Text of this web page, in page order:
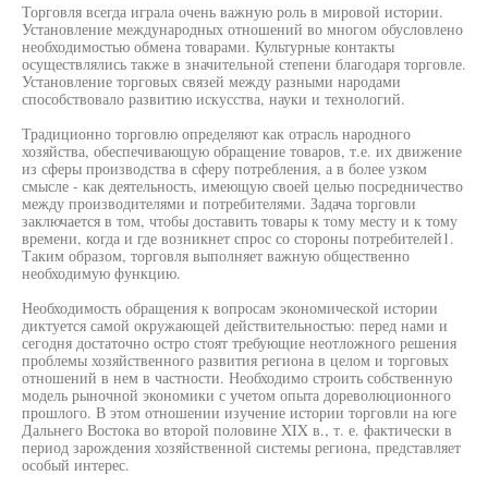
Торговля всегда играла очень важную роль в мировой истории.
Установление международных отношений во многом обусловлено
необходимостью обмена товарами. Культурные контакты
осуществлялись также в значительной степени благодаря торговле.
Установление торговых связей между разными народами
способствовало развитию искусства, науки и технологий.
Традиционно торговлю определяют как отрасль народного
хозяйства, обеспечивающую обращение товаров, т.е. их движение
из сферы производства в сферу потребления, а в более узком
смысле - как деятельность, имеющую своей целью посредничество
между производителями и потребителями. Задача торговли
заключается в том, чтобы доставить товары к тому месту и к тому
времени, когда и где возникнет спрос со стороны потребителей1.
Таким образом, торговля выполняет важную общественно
необходимую функцию.
Необходимость обращения к вопросам экономической истории
диктуется самой окружающей действительностью: перед нами и
сегодня достаточно остро стоят требующие неотложного решения
проблемы хозяйственного развития региона в целом и торговых
отношений в нем в частности. Необходимо строить собственную
модель рыночной экономики с учетом опыта дореволюционного
прошлого. В этом отношении изучение истории торговли на юге
Дальнего Востока во второй половине XIX в., т. е. фактически в
период зарождения хозяйственной системы региона, представляет
особый интерес.